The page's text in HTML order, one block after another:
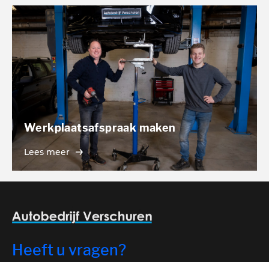
Werkplaatsafspraak maken
Lees meer
Heeft u vragen?